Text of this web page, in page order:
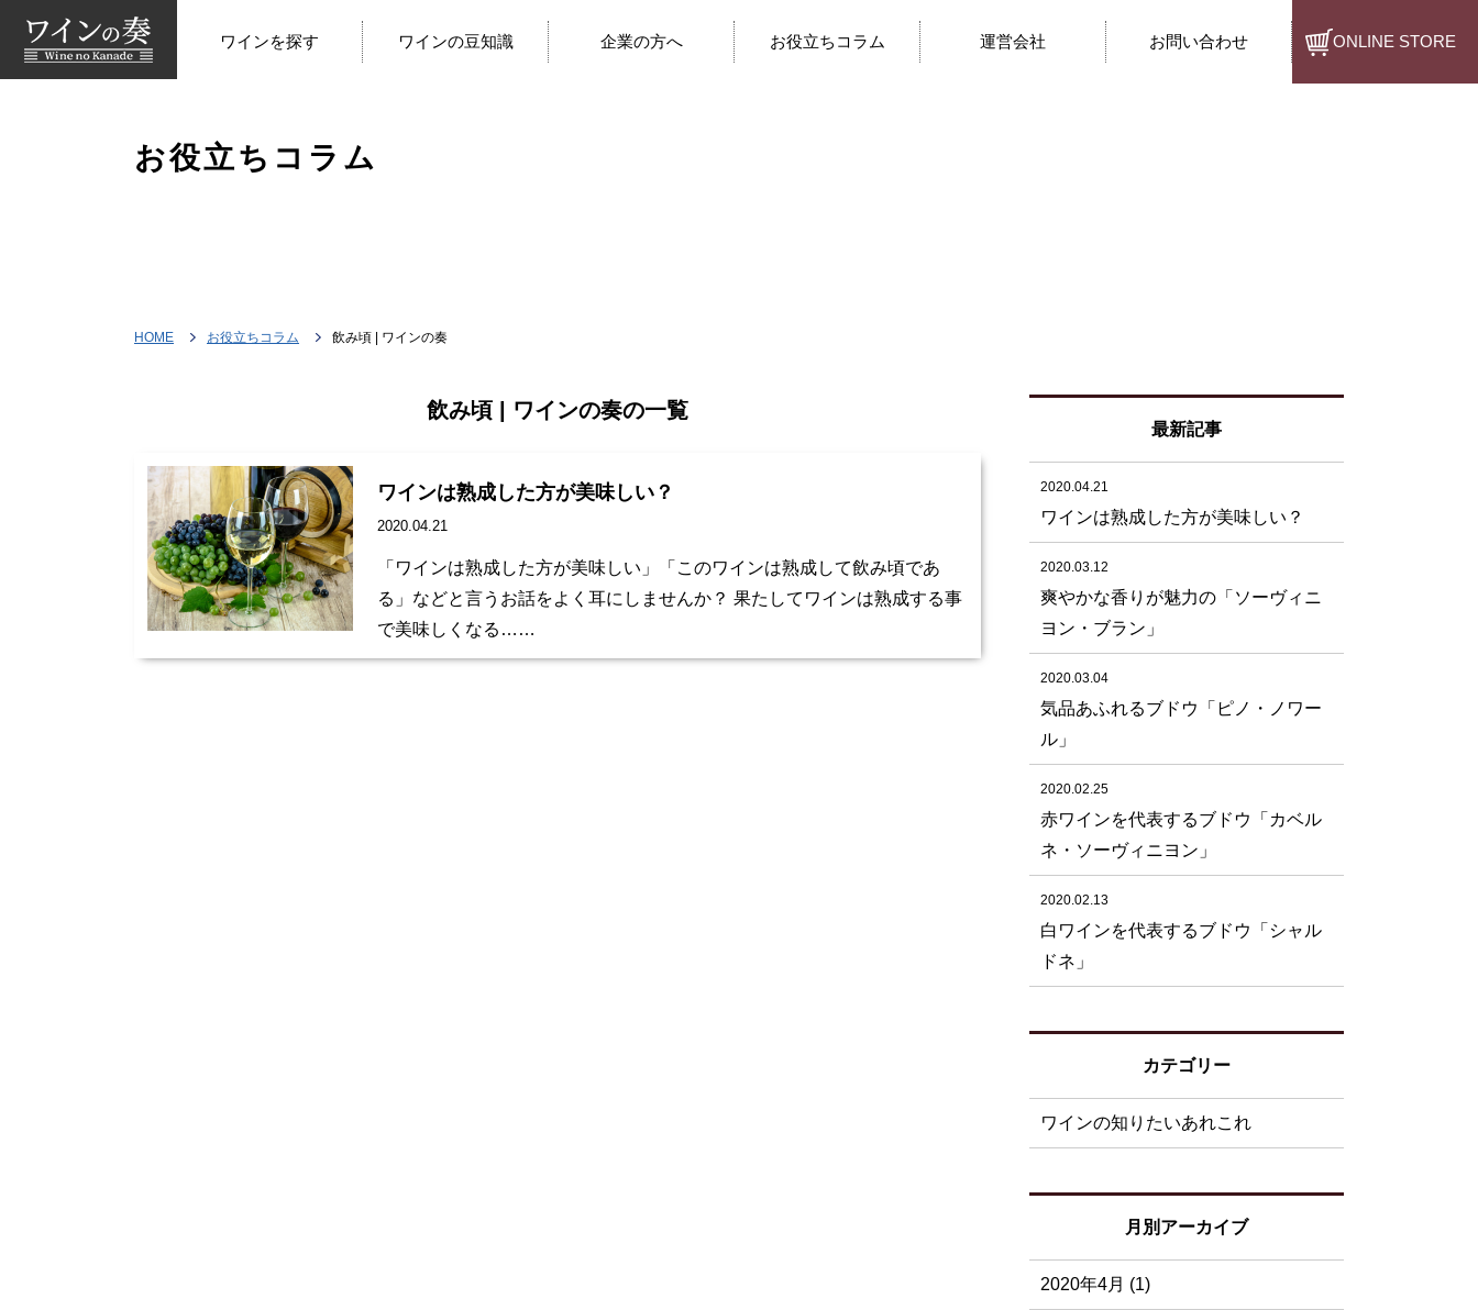
ワインを探す ワインの豆知識 企業の方へ お役立ちコラム 運営会社 お問い合わせ ONLINE STORE
お役立ちコラム
HOME お役立ちコラム 飲み頃 | ワインの奏
飲み頃 | ワインの奏の一覧
ワインは熟成した方が美味しい？
2020.04.21
「ワインは熟成した方が美味しい」「このワインは熟成して飲み頃であ
る」などと言うお話をよく耳にしませんか？ 果たしてワインは熟成する事
で美味しくなる……
最新記事
2020.04.21
ワインは熟成した方が美味しい？
2020.03.12
爽やかな香りが魅力の「ソーヴィニ
ヨン・ブラン」
2020.03.04
気品あふれるブドウ「ピノ・ノワー
ル」
2020.02.25
赤ワインを代表するブドウ「カベル
ネ・ソーヴィニヨン」
2020.02.13
白ワインを代表するブドウ「シャル
ドネ」
カテゴリー
ワインの知りたいあれこれ
月別アーカイブ
2020年4月 (1)